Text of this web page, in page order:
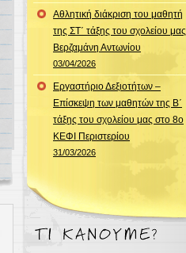
Αθλητική διάκριση του μαθητή
της ΣΤ΄ τάξης του σχολείου μας
Βερζαμάνη Αντωνίου
03/04/2026
Εργαστήριο Δεξιοτήτων –
Επίσκεψη των μαθητών της Β΄
τάξης του σχολείου μας στο 8ο
ΚΕΦΙ Περιστερίου
31/03/2026